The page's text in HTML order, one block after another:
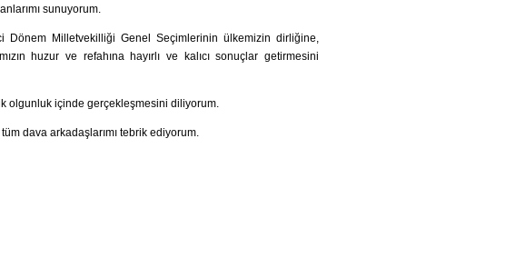
sunuyorum.
Dönem Milletvekilliği Genel Seçimlerinin ülkemizin dirliğine,
huzur ve refahına hayırlı ve kalıcı sonuçlar getirmesini
olgunluk içinde gerçekleşmesini diliyorum.
dava arkadaşlarımı tebrik ediyorum.